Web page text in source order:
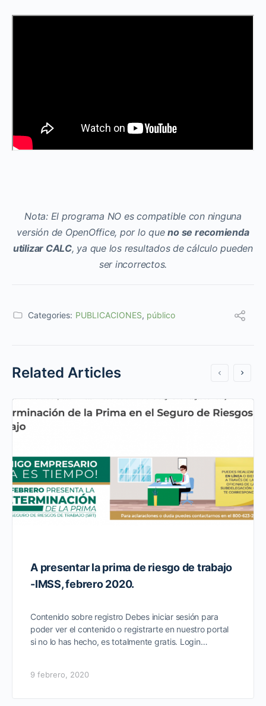
Nota: El programa NO es compatible con ninguna
versión de OpenOffice, por lo queno se recomienda
utilizar CALC, ya que los resultados de cálculo pueden
ser incorrectos.
Categories: PUBLICACIONES, público
Related Articles
A presentar la prima de riesgo de trabajo
-IMSS, febrero 2020.
Contenido sobre registro Debes iniciar sesión para
poder ver el contenido o registrarte en nuestro portal
si no lo has hecho, es totalmente gratis. Login…
9 febrero, 2020